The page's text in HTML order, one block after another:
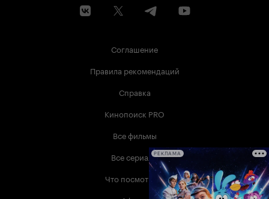
Соглашение
Правила рекомендаций
Справка
Кинопоиск PRO
Все фильмы
Все сериалы
Что посмотреть
РЕКЛАМА